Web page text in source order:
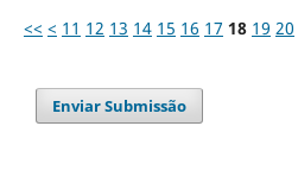
<< < 11 12 13 14 15 16 17 18 19 20
Enviar Submissão